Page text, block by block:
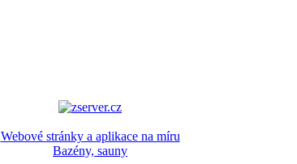
Webové stránky a aplikace na míru
Bazény, sauny